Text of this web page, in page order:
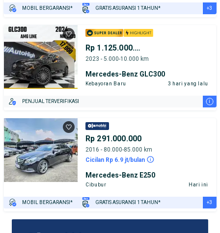
MOBIL BERGARANSI* GRATIS ASURANSI 1 TAHUN*
PENJUAL TERVERIFIKASI
+3
Rp 1.125.000.000
2023 - 5.000-10.000 km
Mercedes-Benz GLC300
Kebayoran Baru 3 hari yang lalu
PENJUAL TERVERIFIKASI i
Rp 291.000.000
2016 - 80.000-85.000 km
Cicilan Rp 6.9 jt/bulan
Mercedes-Benz E250
Cibubur Hari ini
MOBIL BERGARANSI* GRATIS ASURANSI 1 TAHUN* +3